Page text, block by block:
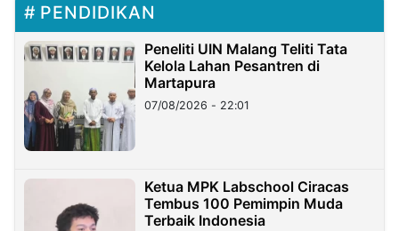
PENDIDIKAN
Peneliti UIN Malang Teliti Tata
Kelola Lahan Pesantren di
Martapura
07/08/2026 - 22:01
Ketua MPK Labschool Ciracas
Tembus 100 Pemimpin Muda
Terbaik Indonesia